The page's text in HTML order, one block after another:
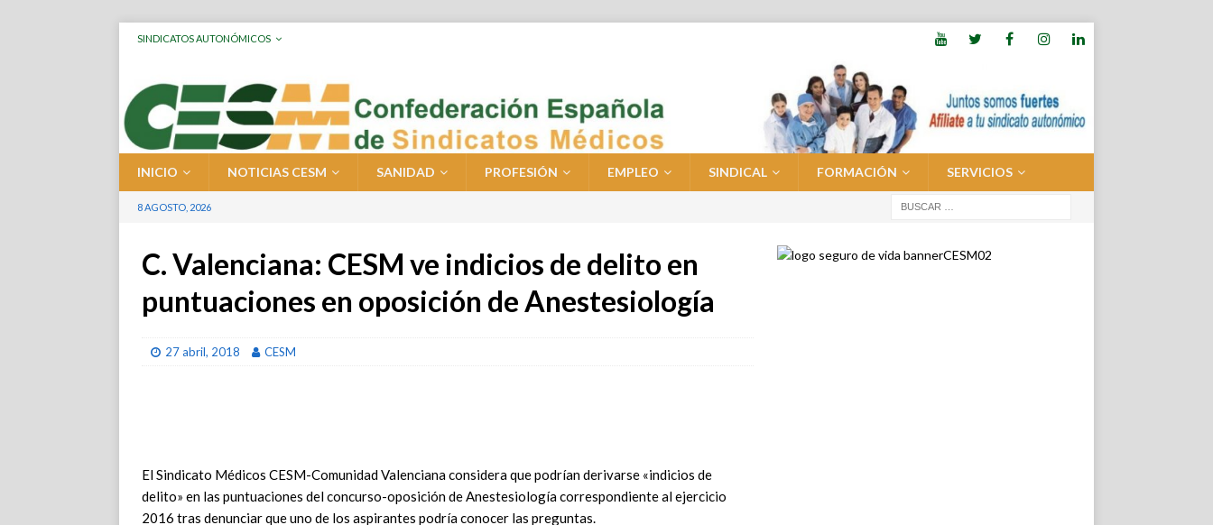
SINDICATOS AUTONÓMICOS
INICIO NOTICIAS CESM SANIDAD PROFESIÓN EMPLEO SINDICAL FORMACIÓN SERVICIOS
8 AGOSTO, 2026
C. Valenciana: CESM ve indicios de delito en
puntuaciones en oposición de Anestesiología
27 abril, 2018 CESM
El Sindicato Médicos CESM-Comunidad Valenciana considera que podrían derivarse «indicios de
delito» en las puntuaciones del concurso-oposición de Anestesiología correspondiente al ejercicio
2016 tras denunciar que uno de los aspirantes podría conocer las preguntas.